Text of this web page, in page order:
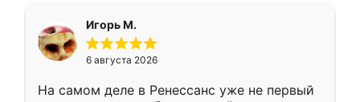
Игорь М.
6 августа 2026
На самом деле в Ренессанс уже не первый